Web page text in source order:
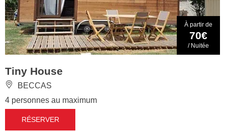
À partir de
70€
/ Nuitée
Tiny House
BECCAS
4 personnes au maximum
RÉSERVER